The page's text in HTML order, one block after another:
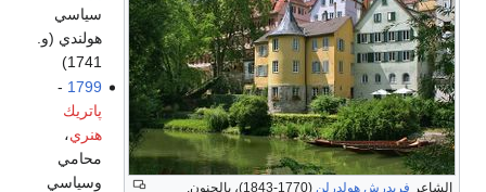
الشاعر فريدرش هولدرلن
(1770-1843)، بالجنون.
سياسي
هولندي (و.
1741)
1799
-
پاتريك
هنري،
محامي
وسياسي